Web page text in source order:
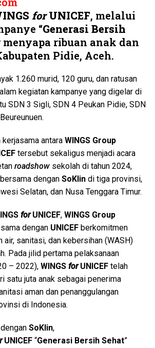
forUNICEF, melalui
“Generasi Bersih
menyapa ribuan anak dan
Pidie, Aceh.
1.260 murid, 120 guru, dan ratusan
kegiatan kampanye yang digelar di
SDN 3 Sigli, SDN 4 Peukan Pidie, SDN
kerjasama antara WINGS Group
tersebut sekaligus menjadi acara
roadshow sekolah di tahun 2024,
dengan SoKlin di tiga provinsi,
Selatan, dan Nusa Tenggara Timur.
forUNICEF, WINGS Group
dengan UNICEF berkomitmen
air, sanitasi, dan kebersihan (WASH)
Pada jilid pertama pelaksanaan
– 2022), WINGS forUNICEF telah
satu juta anak sebagai penerima
aman dan penanggulangan
di Indonesia.
SoKlin,
UNICEF “Generasi Bersih Sehat”